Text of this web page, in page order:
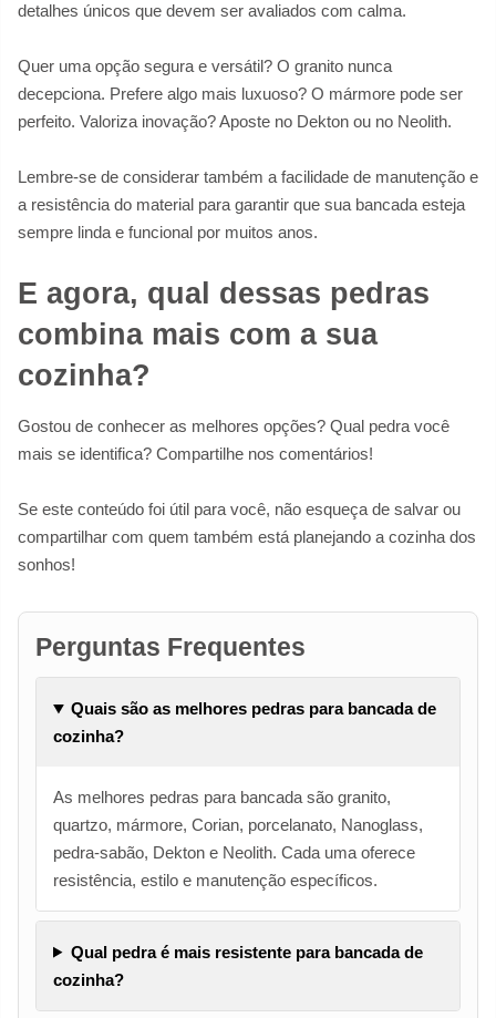
detalhes únicos que devem ser avaliados com calma.
Quer uma opção segura e versátil? O granito nunca
decepciona. Prefere algo mais luxuoso? O mármore pode ser
perfeito. Valoriza inovação? Aposte no Dekton ou no Neolith.
Lembre-se de considerar também a facilidade de manutenção e
a resistência do material para garantir que sua bancada esteja
sempre linda e funcional por muitos anos.
E agora, qual dessas pedras
combina mais com a sua
cozinha?
Gostou de conhecer as melhores opções? Qual pedra você
mais se identifica? Compartilhe nos comentários!
Se este conteúdo foi útil para você, não esqueça de salvar ou
compartilhar com quem também está planejando a cozinha dos
sonhos!
Perguntas Frequentes
Quais são as melhores pedras para bancada de
cozinha?
As melhores pedras para bancada são granito,
quartzo, mármore, Corian, porcelanato, Nanoglass,
pedra-sabão, Dekton e Neolith. Cada uma oferece
resistência, estilo e manutenção específicos.
Qual pedra é mais resistente para bancada de
cozinha?